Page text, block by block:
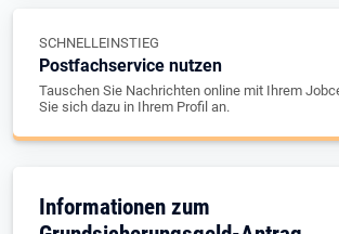
SCHNELLEINSTIEG
Postfachservice nutzen
Tauschen Sie Nachrichten online mit Ihrem
Sie sich dazu in Ihrem Profil an.
Informationen zum